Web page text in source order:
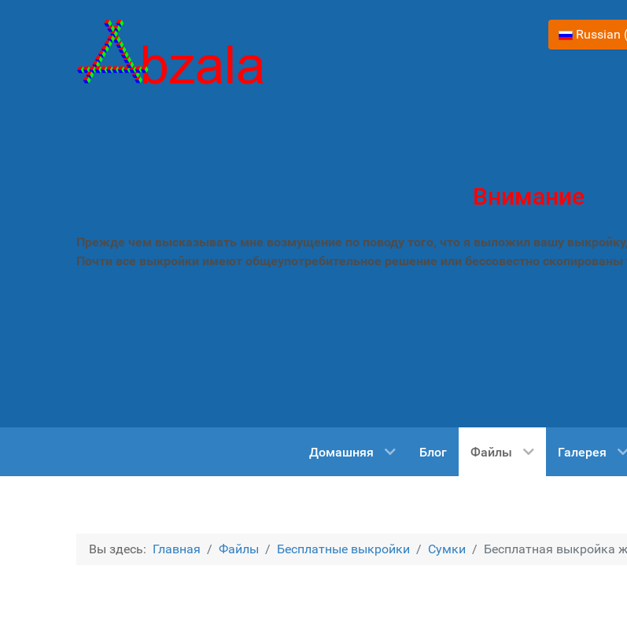
Выберите
Russian
Внимание
Прежде чем высказывать мне возмущение по поводу того, что я выложил вашу
Почти все выкройки имеют общеупотребительное решение или бессовестно
Домашняя Блог Файлы Галерея
Вы здесь: Главная Файлы Бесплатные выкройки Сумки Бесплатная выкройка